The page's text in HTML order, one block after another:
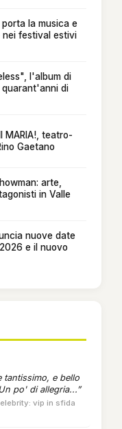
la musica e
nei festival estivi
l'album di
di
MARIA!, teatro-
Gaetano
arte,
in Valle
nuove date
e il nuovo
tantissimo, e bello
po' di allegria...”
vip in sfida